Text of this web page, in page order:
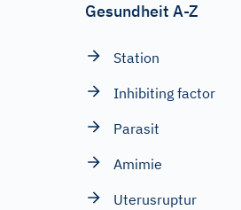
Gesundheit A-Z
Station
Inhibiting factor
Parasit
Amimie
Uterusruptur